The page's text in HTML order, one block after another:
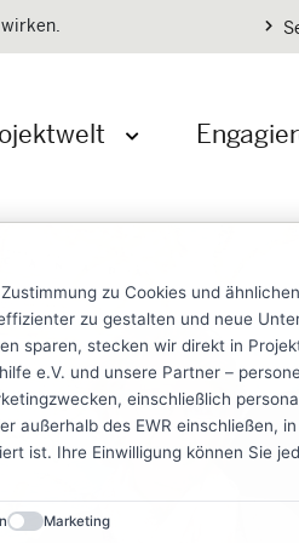
zu Cookies und
zu gestalten und neue
sparen, stecken wir direkt in
e.V. und unsere Partner –
einschließlich
außerhalb des EWR einschließen,
ist. Ihre Einwilligung können Sie
Marketing